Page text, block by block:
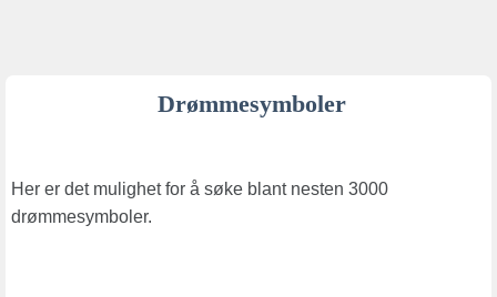
Drømmesymboler
Her er det mulighet for å søke blant nesten 3000
drømmesymboler.